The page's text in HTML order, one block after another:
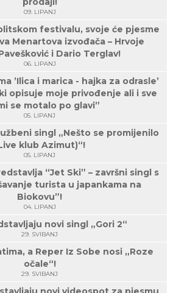
09. LIPANJ
festivalu, svoje će pjesme
Menartova izvođača – Hrvoje
i Dario Terglav!
06. LIPANJ
’Ilica i marica - hajka za odrasle’
opisuje moje privođenje ali i sve
se motalo po glavi”
05. LIPANJ
singl „Nešto se promijenilo
klub Azimut)“!
05. LIPANJ
“Jet Ski” – završni singl s
turista u japankama na
Biokovu”!
04. LIPANJ
novi singl „Gori 2“
29. SVIBANJ
a Reper Iz Sobe nosi „Roze
očale“!
29. SVIBANJ